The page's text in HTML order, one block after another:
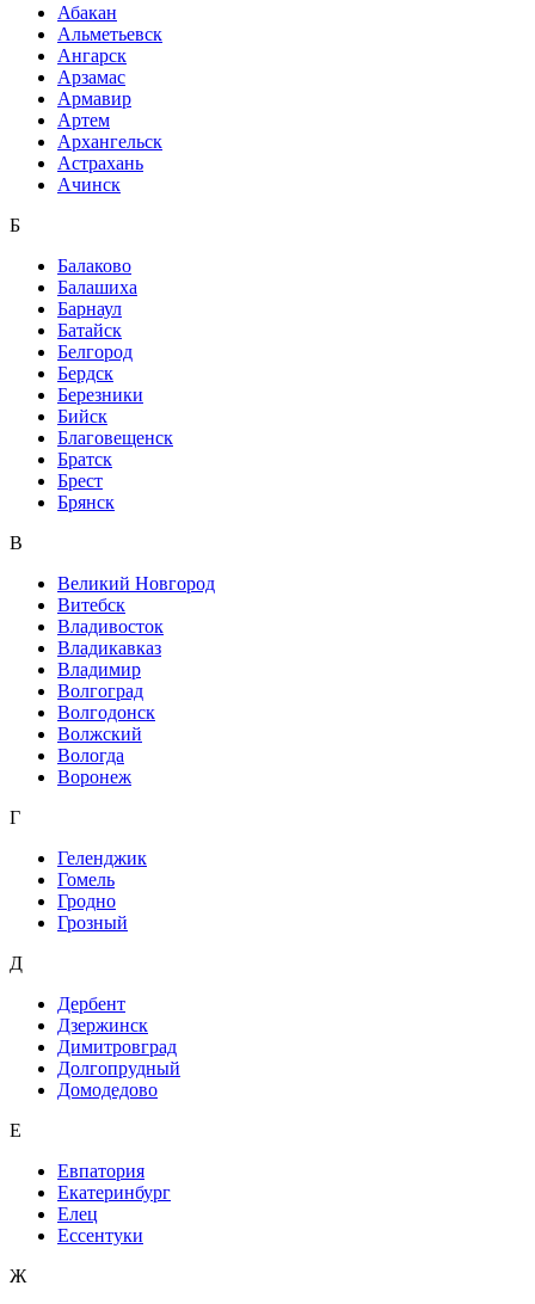
Абакан
Альметьевск
Ангарск
Арзамас
Армавир
Артем
Архангельск
Астрахань
Ачинск
Б
Балаково
Балашиха
Барнаул
Батайск
Белгород
Бердск
Березники
Бийск
Благовещенск
Братск
Брест
Брянск
В
Великий Новгород
Витебск
Владивосток
Владикавказ
Владимир
Волгоград
Волгодонск
Волжский
Вологда
Воронеж
Г
Геленджик
Гомель
Гродно
Грозный
Д
Дербент
Дзержинск
Димитровград
Долгопрудный
Домодедово
Е
Евпатория
Екатеринбург
Елец
Ессентуки
Ж